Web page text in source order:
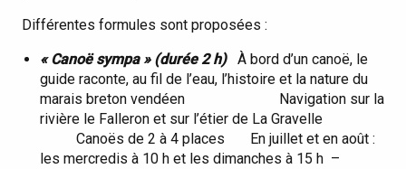
Différentes formules sont proposées :
« Canoë sympa » (durée 2 h) À bord d’un canoë, le
guide raconte, au fil de l’eau, l’histoire et la nature du
marais breton vendéen Navigation sur la
rivière le Falleron et sur l’étier de La Gravelle
Canoës de 2 à 4 places En juillet et en août :
les mercredis à 10 h et les dimanches à 15 h –